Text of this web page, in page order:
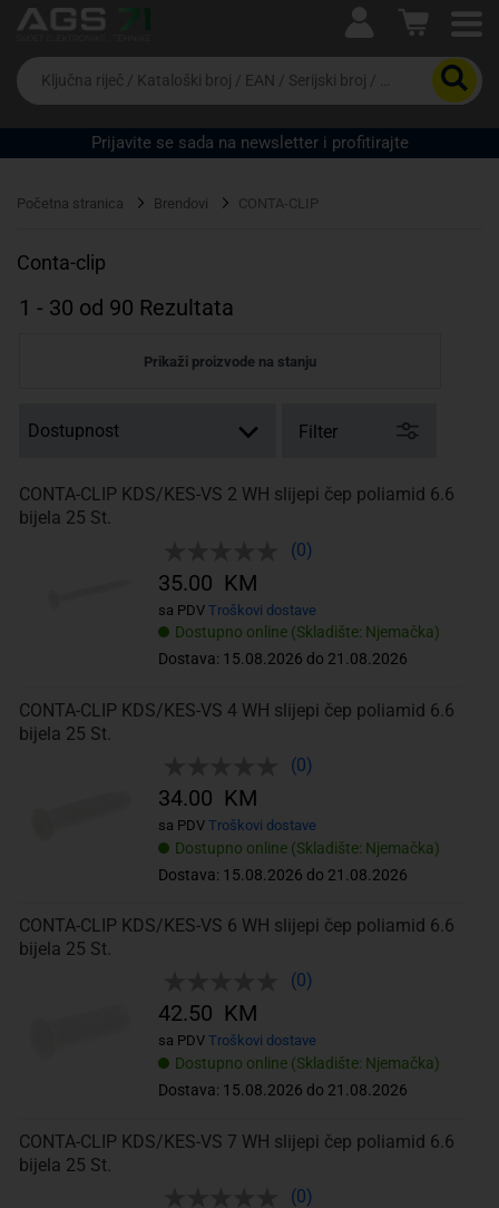
Ova postavka prilagođava asortiman proizvoda i
cijene vašim potrebama.
Da
biste
potražili
proizvod,
unesite
riječ,
EAN
serijski
Prijavite se sada na newsletter i profitirajte
Početna stranica Brendovi CONTA-CLIP
Conta-clip
1 - 30 od 90 Rezultata
Prikaži proizvode na stanju
Filter
CONTA-CLIP KDS/KES-VS 2 WH slijepi čep poliamid 6.6
bijela 25 St.
(0)
Dostupno online (Skladište: Njemačka)
Dostava: 15.08.2026 do 21.08.2026
35.00 KM
sa PDV Troškovi dostave
CONTA-CLIP KDS/KES-VS 4 WH slijepi čep poliamid 6.6
bijela 25 St.
(0)
Dostupno online (Skladište: Njemačka)
Dostava: 15.08.2026 do 21.08.2026
34.00 KM
sa PDV Troškovi dostave
CONTA-CLIP KDS/KES-VS 6 WH slijepi čep poliamid 6.6
bijela 25 St.
(0)
Dostupno online (Skladište: Njemačka)
Dostava: 15.08.2026 do 21.08.2026
42.50 KM
sa PDV Troškovi dostave
CONTA-CLIP KDS/KES-VS 7 WH slijepi čep poliamid 6.6
bijela 25 St.
(0)